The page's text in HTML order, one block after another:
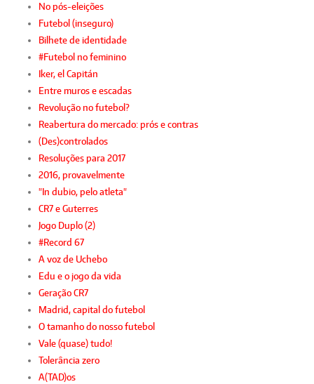
No pós-eleições
Futebol (inseguro)
Bilhete de identidade
#Futebol no feminino
Iker, el Capitán
Entre muros e escadas
Revolução no futebol?
Reabertura do mercado: prós e contras
(Des)controlados
Resoluções para 2017
2016, provavelmente
"In dubio, pelo atleta"
CR7 e Guterres
Jogo Duplo (2)
#Record 67
A voz de Uchebo
Edu e o jogo da vida
Geração CR7
Madrid, capital do futebol
O tamanho do nosso futebol
Vale (quase) tudo!
Tolerância zero
A(TAD)os